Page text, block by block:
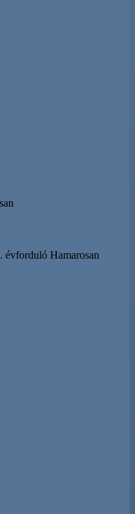
évforduló Hamarosan